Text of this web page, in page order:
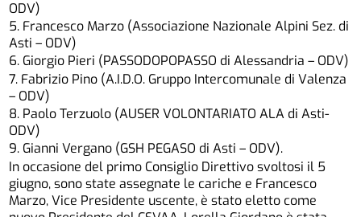
ODV)
5. Francesco Marzo (Associazione Nazionale Alpini Sez. di
Asti – ODV)
6. Giorgio Pieri (PASSODOPOPASSO di Alessandria – ODV)
7. Fabrizio Pino (A.I.D.O. Gruppo Intercomunale di Valenza
– ODV)
8. Paolo Terzuolo (AUSER VOLONTARIATO ALA di Asti-
ODV)
9. Gianni Vergano (GSH PEGASO di Asti – ODV).
In occasione del primo Consiglio Direttivo svoltosi il 5
giugno, sono state assegnate le cariche e Francesco
Marzo, Vice Presidente uscente, è stato eletto come